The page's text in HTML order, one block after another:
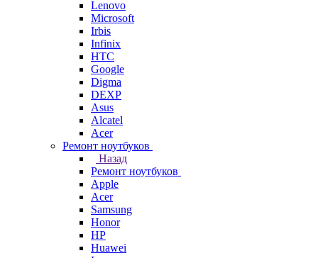
Lenovo
Microsoft
Irbis
Infinix
HTC
Google
Digma
DEXP
Asus
Alcatel
Acer
Ремонт ноутбуков
Назад
Ремонт ноутбуков
Apple
Acer
Samsung
Honor
HP
Huawei